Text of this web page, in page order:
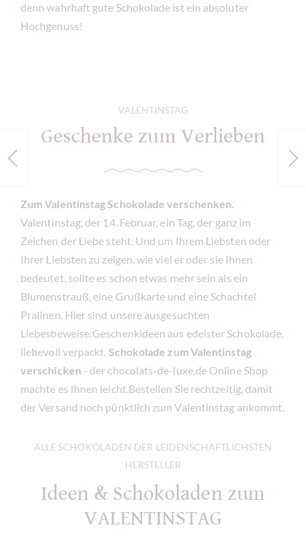
denn wahrhaft gute Schokolade ist ein absoluter
Hochgenuss!
VALENTINSTAG
Geschenke zum Verlieben
Zum Valentinstag Schokolade verschenken.
Valentinstag, der 14. Februar, ein Tag, der ganz im
Zeichen der Liebe steht. Und um Ihrem Liebsten oder
Ihrer Liebsten zu zeigen, wie viel er oder sie Ihnen
bedeutet, sollte es schon etwas mehr sein als ein
Blumenstrauß, eine Grußkarte und eine Schachtel
Pralinen. Hier sind unsere ausgesuchten
Liebesbeweise:Geschenkideen aus edelster Schokolade,
liebevoll verpackt. Schokolade zum Valentinstag
verschicken - der chocolats-de-luxe.de Online Shop
machte es Ihnen leicht.Bestellen Sie rechtzeitig, damit
der Versand noch pünktlich zum Valentinstag ankommt.
ALLE SCHOKOLADEN DER LEIDENSCHAFTLICHSTEN
HERSTELLER
Ideen & Schokoladen zum
VALENTINSTAG